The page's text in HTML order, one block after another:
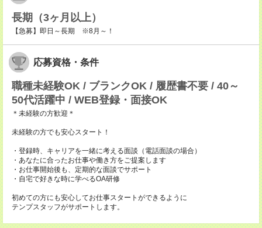
長期（3ヶ月以上）
【急募】即日～長期 ※8月～！
応募資格・条件
職種未経験OK / ブランクOK / 履歴書不要 / 40～
50代活躍中 / WEB登録・面接OK
＊未経験の方歓迎＊
未経験の方でも安心スタート！
・登録時、キャリアを一緒に考える面談（電話面談の場合）
・あなたに合ったお仕事や働き方をご提案します
・お仕事開始後も、定期的な面談でサポート
・自宅で好きな時に学べるOA研修
初めての方にも安心してお仕事スタートができるように
テンプスタッフがサポートします。